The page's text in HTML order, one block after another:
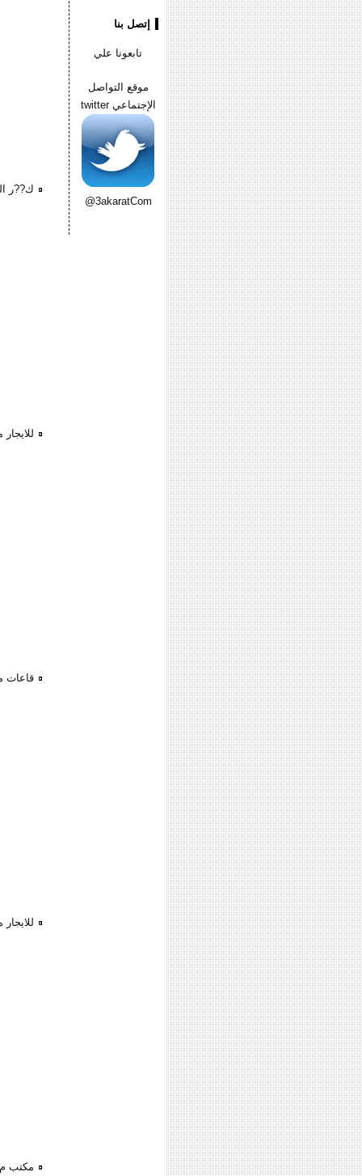
ك??ر
قاعات
مكتب
إتصل بنا
تابعونا علي
موقع التواصل
الإجتماعي twitter
@3akaratCom